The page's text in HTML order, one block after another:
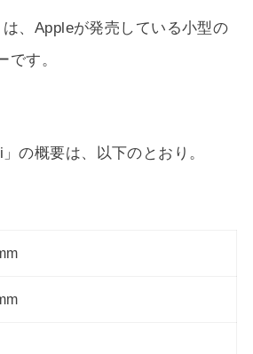
は、Appleが発売している小型の
です。
の概要は、以下のとおり。